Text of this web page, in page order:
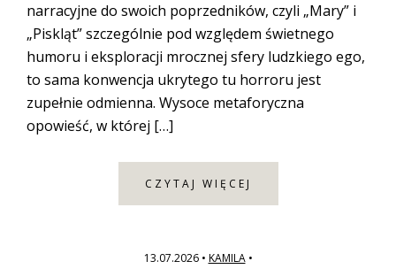
narracyjne do swoich poprzedników, czyli „Mary” i
„Piskląt” szczególnie pod względem świetnego
humoru i eksploracji mrocznej sfery ludzkiego ego,
to sama konwencja ukrytego tu horroru jest
zupełnie odmienna. Wysoce metaforyczna
opowieść, w której […]
CZYTAJ WIĘCEJ
13.07.2026• KAMILA•